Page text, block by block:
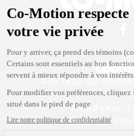
475, boul. de
Téléphone :
Courriel :